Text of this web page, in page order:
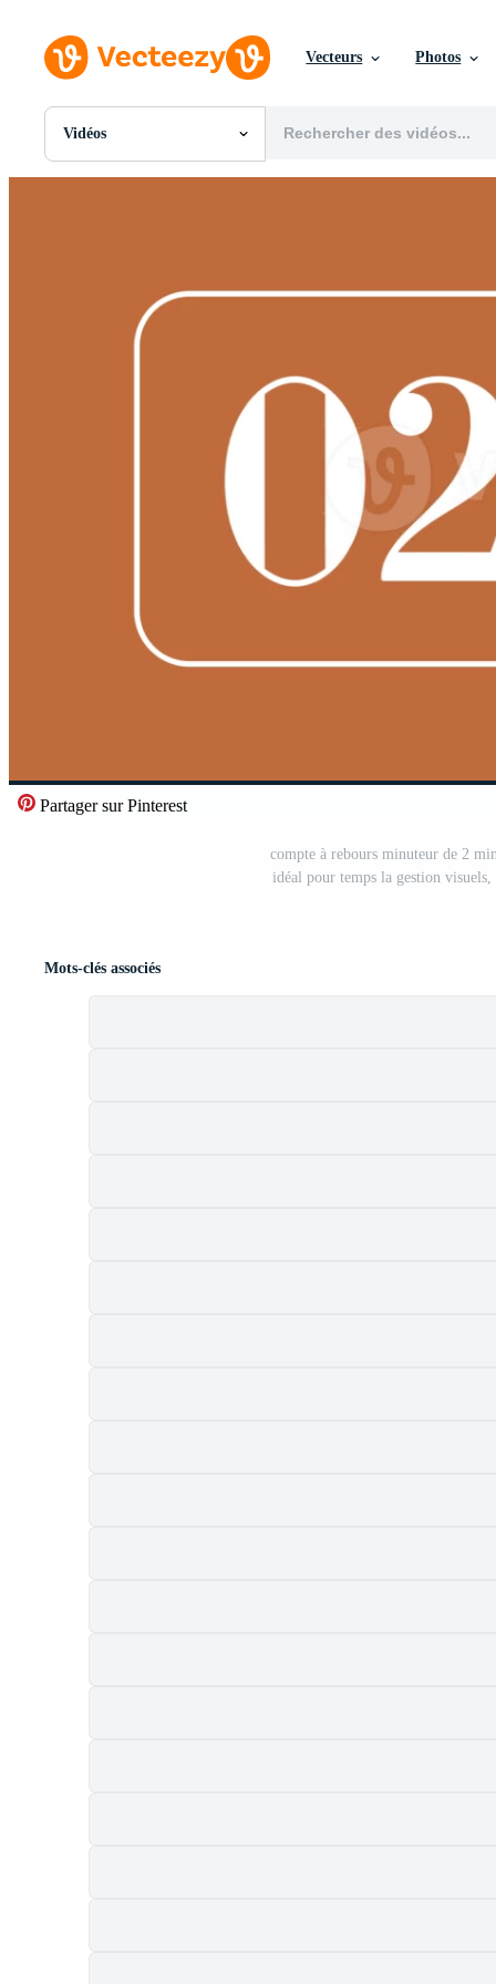
Vecteurs Photos
Vidéos
Toutes Images
Motion graphics
Partager sur Pinterest
compte à rebours minuteur de 2
idéal pour temps la gestion
Mots-clés associés